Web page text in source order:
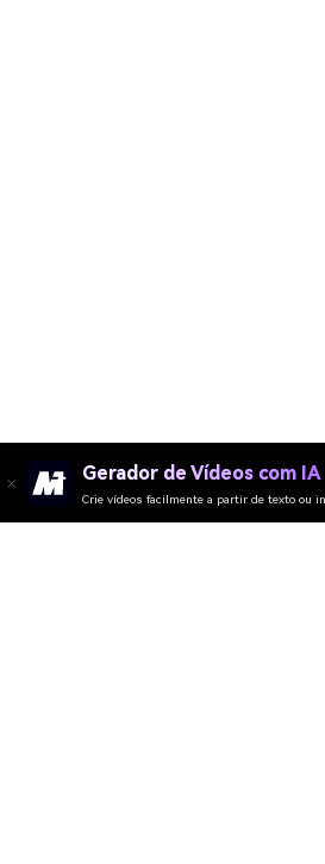
Gerador de Vídeos com IA
Crie vídeos facilmente a partir de texto ou